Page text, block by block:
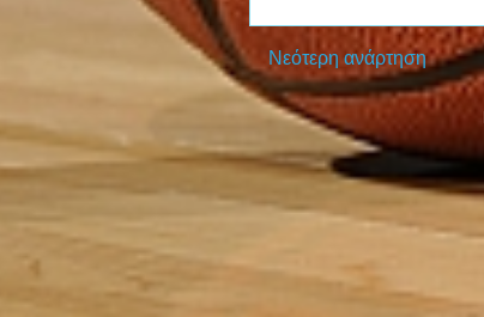
Νεότερη ανάρτηση